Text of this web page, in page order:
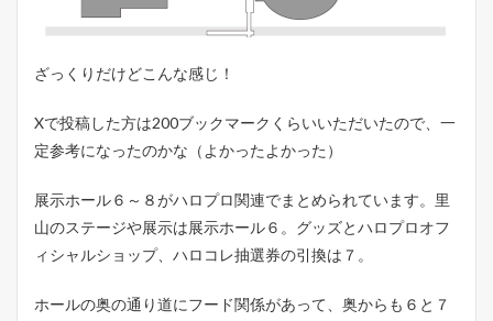
ざっくりだけどこんな感じ！
Xで投稿した方は200ブックマークくらいいただいたので、一
定参考になったのかな（よかったよかった）
展示ホール６～８がハロプロ関連でまとめられています。里
山のステージや展示は展示ホール６。グッズとハロプロオフ
ィシャルショップ、ハロコレ抽選券の引換は７。
ホールの奥の通り道にフード関係があって、奥からも６と７